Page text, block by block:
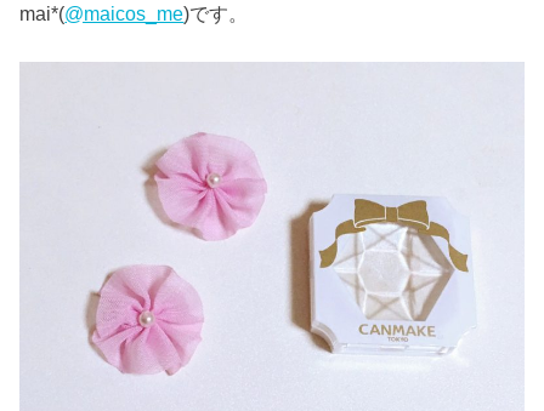
mai*(@maicos_me)です。